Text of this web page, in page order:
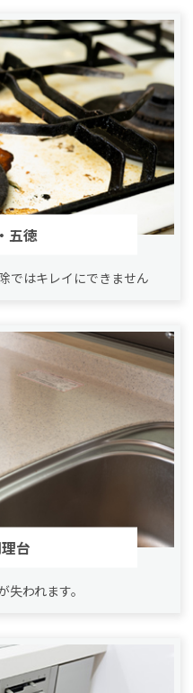
五徳
ではキレイにできません
台
われます。